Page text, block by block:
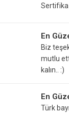
Sertifika
En
Biz
mutlu
kalın.. :)
En
Türk